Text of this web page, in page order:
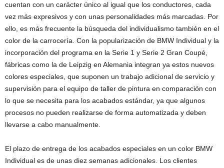
cuentan con un carácter único al igual que los conductores, cada
vez más expresivos y con unas personalidades más marcadas. Por
ello, es más frecuente la búsqueda del individualismo también en el
color de la carrocería. Con la popularización de BMW Individual y la
incorporación del programa en la Serie 1 y Serie 2 Gran Coupé,
fábricas como la de Leipzig en Alemania integran ya estos nuevos
colores especiales, que suponen un trabajo adicional de servicio y
supervisión para el equipo de taller de pintura en comparación con
lo que se necesita para los acabados estándar, ya que algunos
procesos no pueden realizarse de forma automatizada y deben
llevarse a cabo manualmente.
El plazo de entrega de los acabados especiales en un color BMW
Individual es de unas diez semanas adicionales. Los clientes